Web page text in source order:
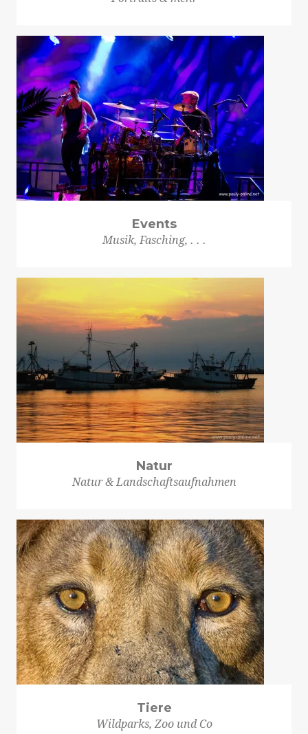
Events
Musik, Fasching, . . .
Natur
Natur & Landschaftsaufnahmen
Tiere
Wildparks, Zoo und Co